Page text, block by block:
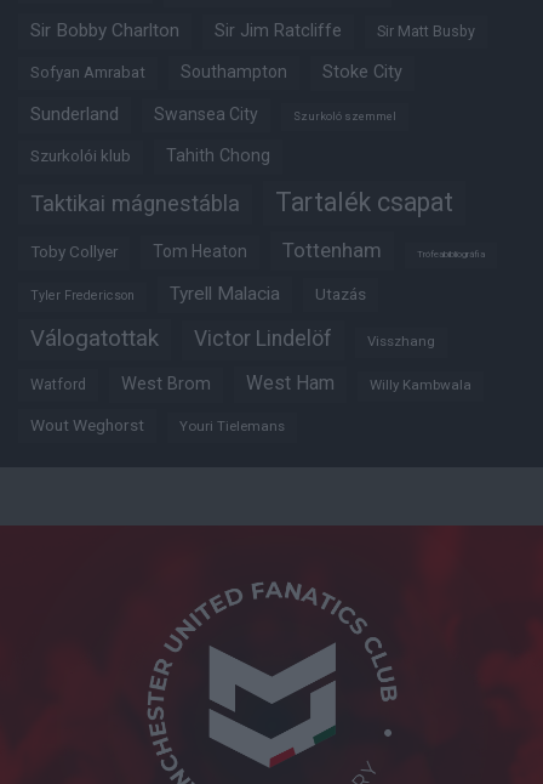
Sir Bobby Charlton Sir Jim Ratcliffe Sir Matt Busby
Sofyan Amrabat Southampton Stoke City
Sunderland Swansea City Szurkoló szemmel
Szurkolói klub Tahith Chong
Taktikai mágnestábla Tartalék csapat
Toby Collyer Tom Heaton Tottenham Trófeabibliográfia
Tyler Fredericson Tyrell Malacia Utazás
Válogatottak Victor Lindelöf Visszhang
Watford West Brom West Ham Willy Kambwala
Wout Weghorst Youri Tielemans